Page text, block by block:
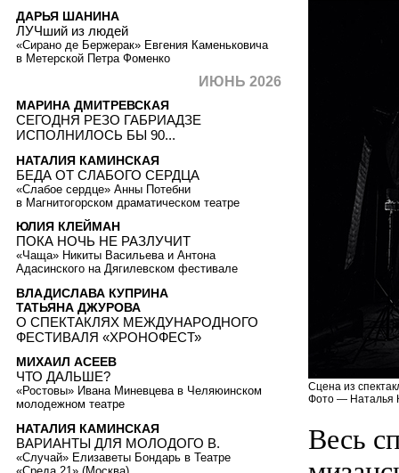
Сцена из
Фото — Наталья
Весь
ДАРЬЯ ШАНИНА
ЛУЧший из людей
«Сирано де Бержерак» Евгения Каменьковича
в Метерской Петра Фоменко
ИЮНЬ 2026
МАРИНА ДМИТРЕВСКАЯ
СЕГОДНЯ РЕЗО ГАБРИАДЗЕ
ИСПОЛНИЛОСЬ БЫ 90...
НАТАЛИЯ КАМИНСКАЯ
БЕДА ОТ СЛАБОГО СЕРДЦА
«Слабое сердце» Анны Потебни
в Магнитогорском драматическом театре
ЮЛИЯ КЛЕЙМАН
ПОКА НОЧЬ НЕ РАЗЛУЧИТ
«Чаща» Никиты Васильева и Антона
Адасинского на Дягилевском фестивале
ВЛАДИСЛАВА КУПРИНА
ТАТЬЯНА ДЖУРОВА
О СПЕКТАКЛЯХ МЕЖДУНАРОДНОГО
ФЕСТИВАЛЯ «ХРОНОФЕСТ»
МИХАИЛ АСЕЕВ
ЧТО ДАЛЬШЕ?
«Ростовы» Ивана Миневцева в Челяюинском
молодежном театре
НАТАЛИЯ КАМИНСКАЯ
ВАРИАНТЫ ДЛЯ МОЛОДОГО В.
«Случай» Елизаветы Бондарь в Театре